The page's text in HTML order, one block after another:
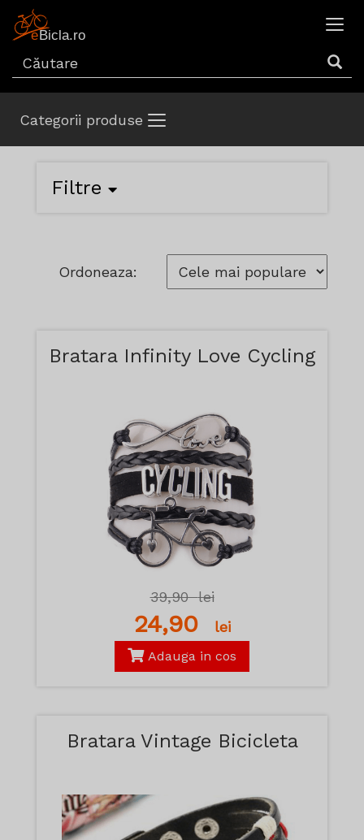
Categorii produse
Filtre
Ordoneaza:
Bratara Infinity Love Cycling
39,90lei
24,90 lei
Adauga in cos
Bratara Vintage Bicicleta